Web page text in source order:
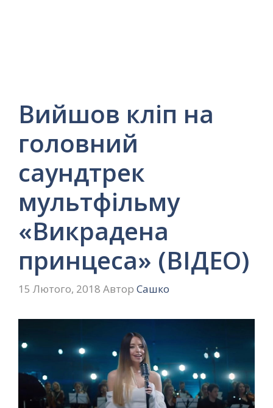
Вийшов кліп на
головний
саундтрек
мультфільму
«Викрадена
принцеса» (ВІДЕО)
15 Лютого, 2018 Автор Сашко